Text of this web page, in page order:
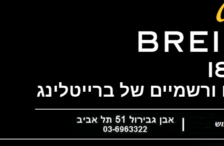
של ברייטלינג